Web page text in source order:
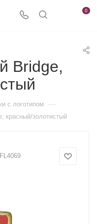
0
Bridge,
c логотипом —
красный/золотистый